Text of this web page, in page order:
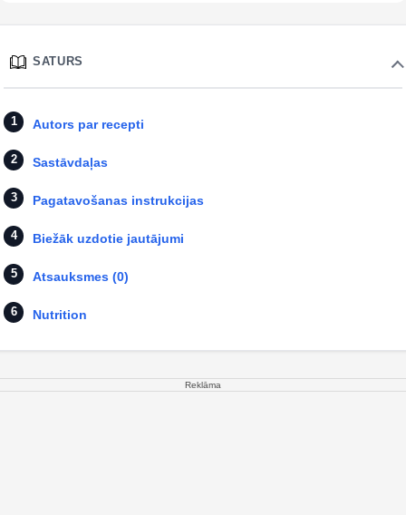
SATURS
Autors par recepti
Sastāvdaļas
Pagatavošanas instrukcijas
Biežāk uzdotie jautājumi
Atsauksmes (0)
Nutrition
Reklāma